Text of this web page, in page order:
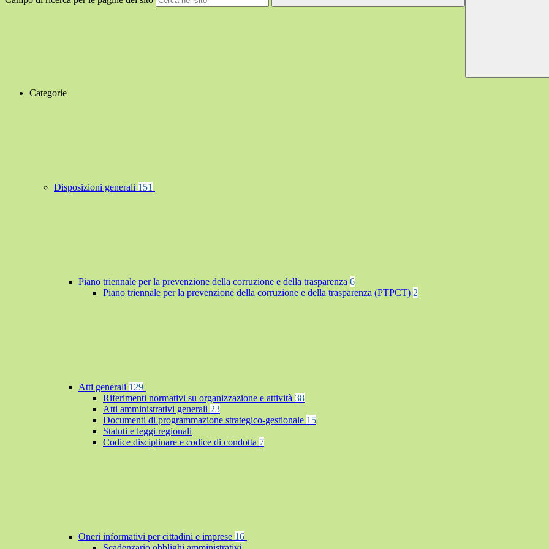
Categorie
Disposizioni generali 151
Piano triennale per la prevenzione della corruzione e della trasparenza 6
Piano triennale per la prevenzione della corruzione e della trasparenza (PTPCT) 2
Atti generali 129
Riferimenti normativi su organizzazione e attività 38
Atti amministrativi generali 23
Documenti di programmazione strategico-gestionale 15
Statuti e leggi regionali
Codice disciplinare e codice di condotta 7
Oneri informativi per cittadini e imprese 16